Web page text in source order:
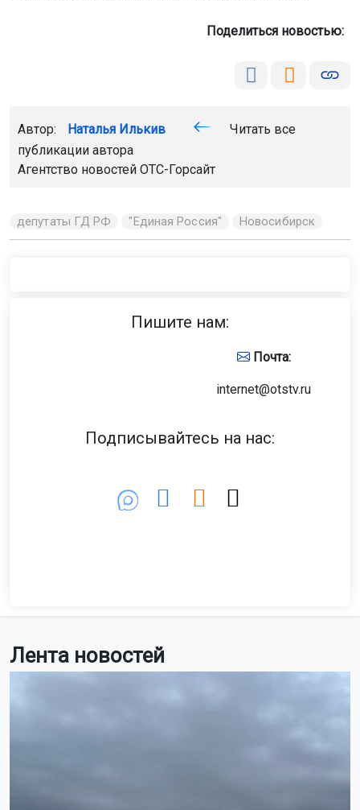
Лента новостей
Поделиться новостью:
Автор: Наталья Илькив
Читать все
публикации автора
Агентство новостей ОТС-Горсайт
депутаты ГД РФ "Единая Россия" Новосибирск
Пишите нам:
Почта:
internet@otstv.ru
Подписывайтесь на нас: